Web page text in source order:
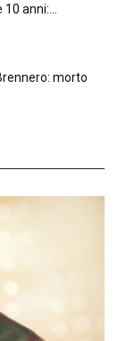
anni:...
morto